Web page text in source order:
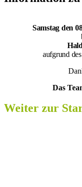
Samstag den
aufgrund
Das
Weiter zur